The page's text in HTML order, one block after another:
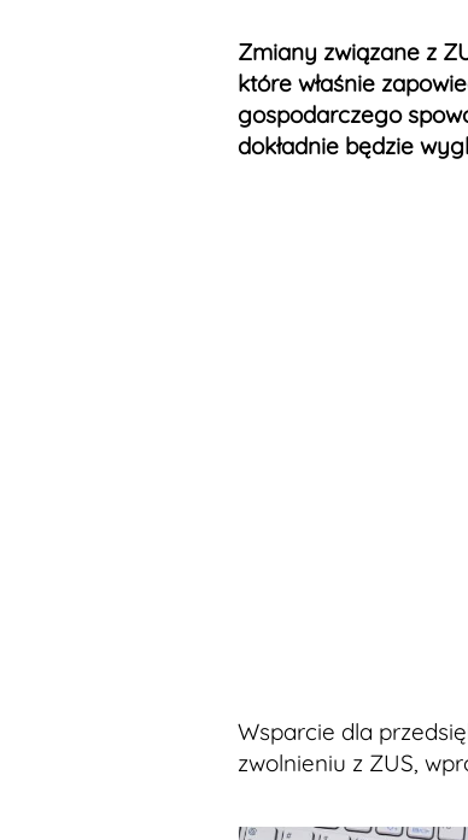
Zmiany związane z
które właśnie
gospodarczego
dokładnie będzie
Wsparcie dla
zwolnieniu z ZUS,